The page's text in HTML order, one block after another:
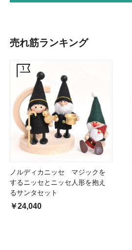
売れ筋ランキング
ノルディカニッセ マジックを
するニッセとニッセ人形を抱え
るサンタセット
￥24,040